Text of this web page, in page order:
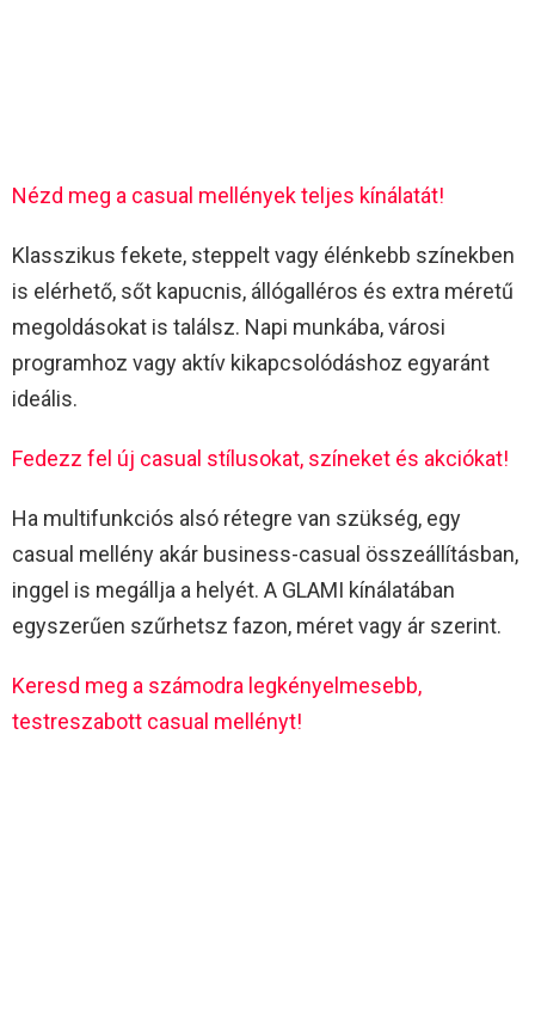
Nézd meg a casual mellények teljes kínálatát!
Klasszikus fekete, steppelt vagy élénkebb színekben
is elérhető, sőt kapucnis, állógalléros és extra méretű
megoldásokat is találsz. Napi munkába, városi
programhoz vagy aktív kikapcsolódáshoz egyaránt
ideális.
Fedezz fel új casual stílusokat, színeket és akciókat!
Ha multifunkciós alsó rétegre van szükség, egy
casual mellény akár business-casual összeállításban,
inggel is megállja a helyét. A GLAMI kínálatában
egyszerűen szűrhetsz fazon, méret vagy ár szerint.
Keresd meg a számodra legkényelmesebb,
testreszabott casual mellényt!